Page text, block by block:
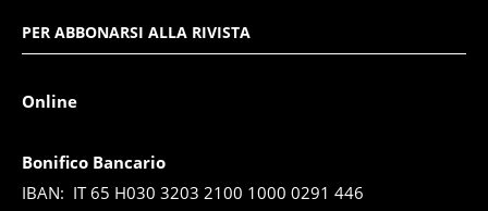
PER ABBONARSI ALLA RIVISTA
Online
Bonifico Bancario
IBAN: IT 65 H030 3203 2100 1000 0291 446